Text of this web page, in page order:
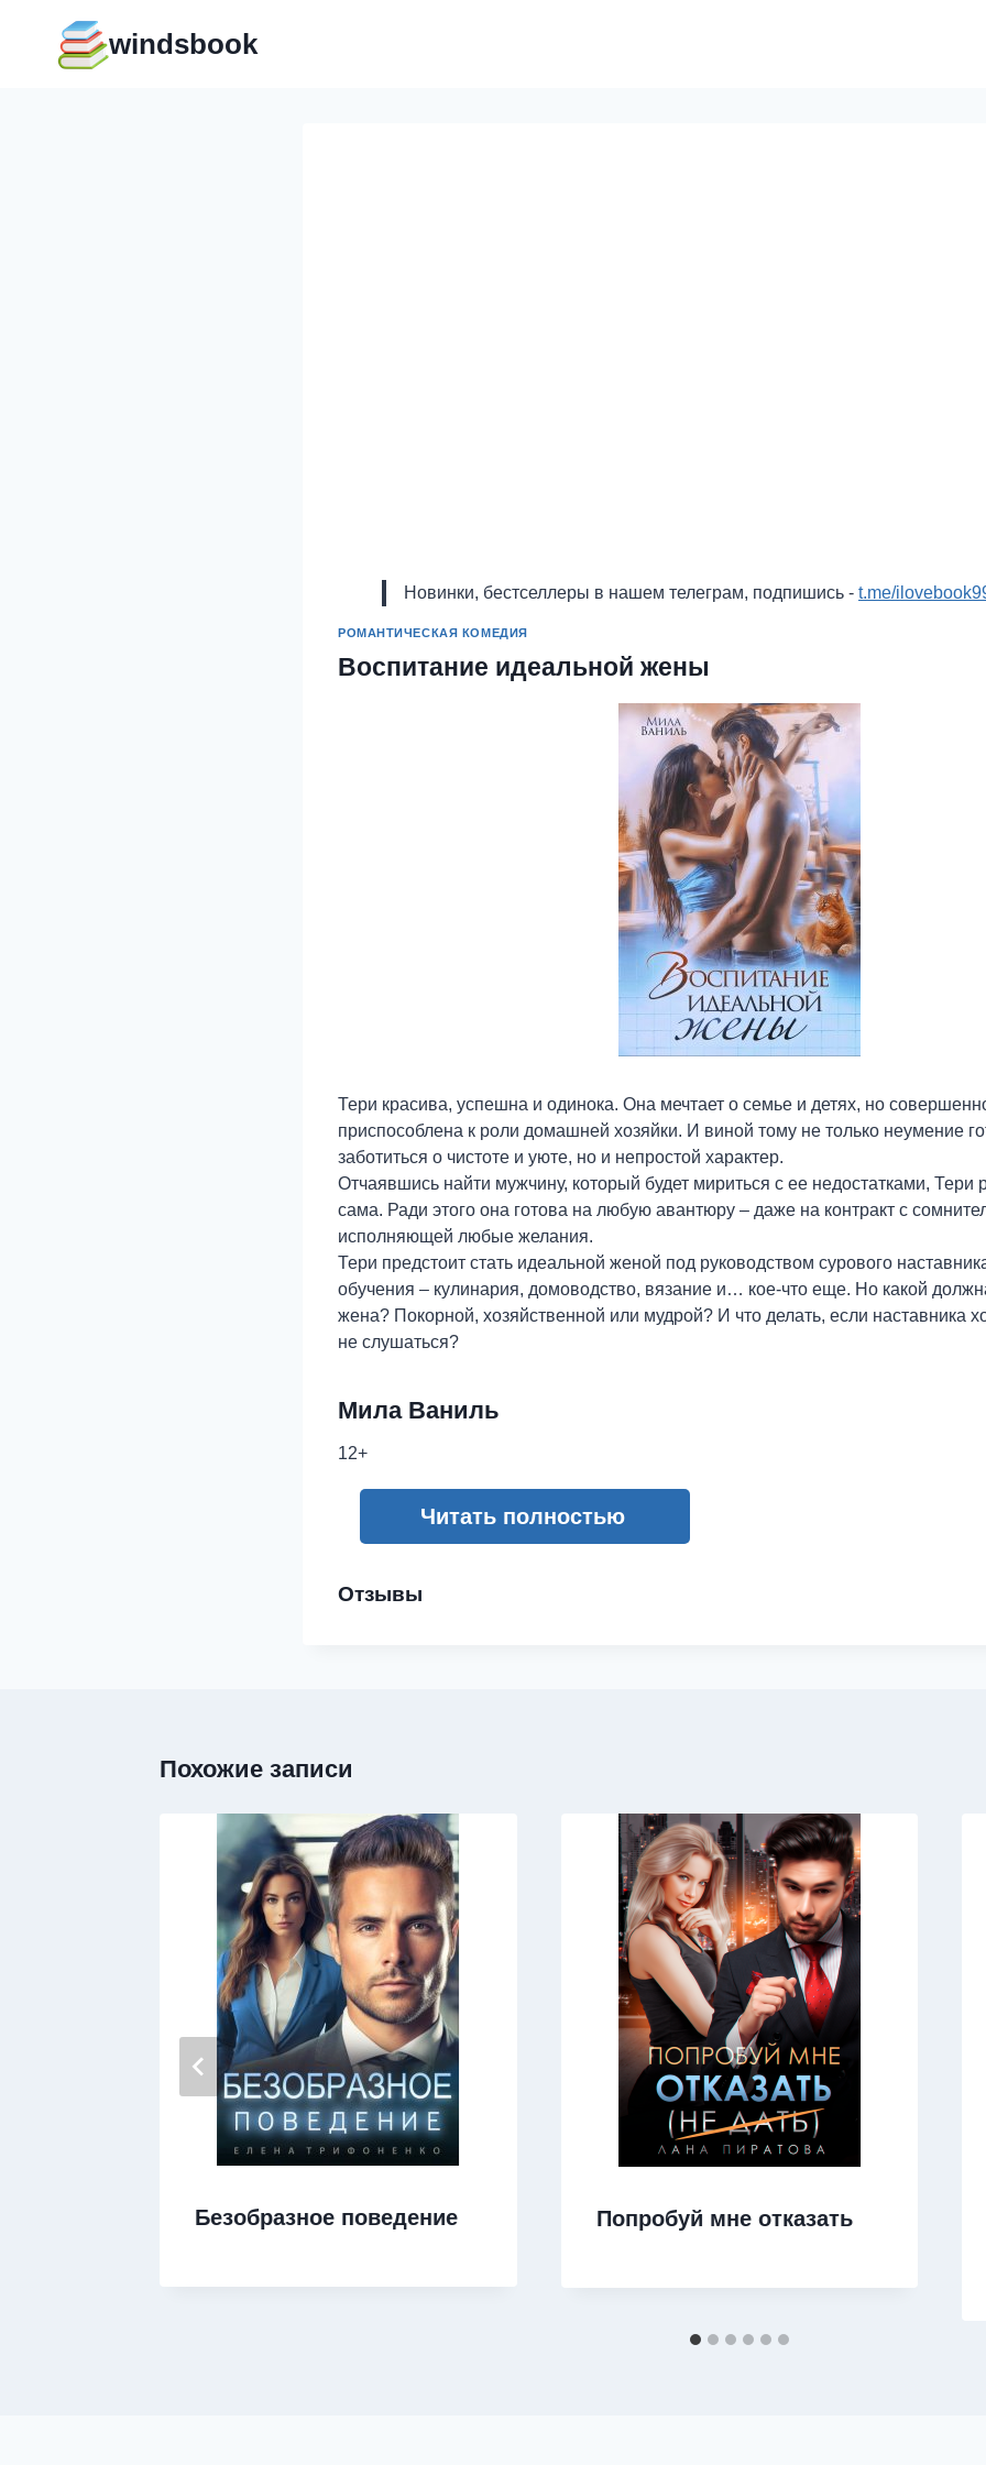
содержимому
windsbook
Новинки, бестселлеры в нашем телеграм, подпишись - t.me/
РОМАНТИЧЕСКАЯ КОМЕДИЯ
Воспитание идеальной жены
Тери красива, успешна и одинока. Она мечтает о семье и детях, но
приспособлена к роли домашней хозяйки. И виной тому не только неумение
заботиться о чистоте и уюте, но и непростой характер.
Отчаявшись найти мужчину, который будет мириться с ее недостатками, Тери
сама. Ради этого она готова на любую авантюру – даже на контракт с
исполняющей любые желания.
Тери предстоит стать идеальной женой под руководством сурового
обучения – кулинария, домоводство, вязание и… кое-что еще. Но какой
жена? Покорной, хозяйственной или мудрой? И что делать, если наставника
не слушаться?
Мила Ваниль
12+
Читать полностью
Отзывы
Похожие записи
Безобразное поведение Попробуй мне отказать